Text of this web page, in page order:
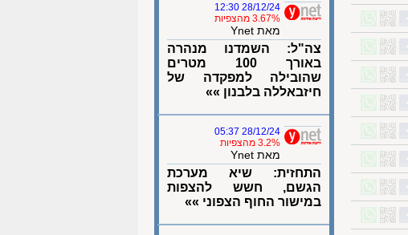
28/12/24 12:30
3.67% מהצפיות
מאת Ynet
צה"ל: השמדנו מנהרה
באורך 100 מטרים
שהובילה למפקדה של
חיזבאללה בלבנון »»
28/12/24 05:37
3.2% מהצפיות
מאת Ynet
התחזית: שיא מערכת
הגשם, חשש להצפות
במישור החוף הצפוני »»